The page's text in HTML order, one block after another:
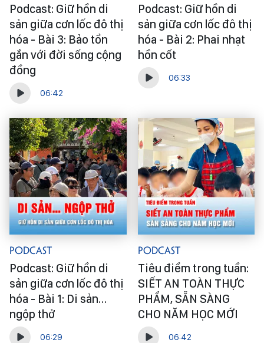
Podcast: Giữ hồn di
sản giữa cơn lốc đô thị
hóa - Bài 3: Bảo tồn
gắn với đời sống cộng
đồng
06:42
Podcast: Giữ hồn di
sản giữa cơn lốc đô thị
hóa - Bài 2: Phai nhạt
hồn cốt
06:33
Podcast
Podcast: Giữ hồn di
sản giữa cơn lốc đô thị
hóa - Bài 1: Di sản…
ngộp thở
06:29
Podcast
Tiêu điểm trong tuần:
SIẾT AN TOÀN THỰC
PHẨM, SẴN SÀNG
CHO NĂM HỌC MỚI
06:42